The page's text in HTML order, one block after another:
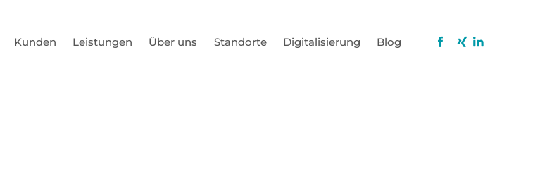
Kunden Leistungen Über uns Standorte Digitalisierung Blog